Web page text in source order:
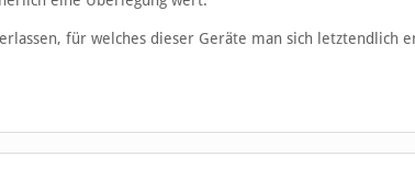
für welches dieser Geräte man sich letztendlich